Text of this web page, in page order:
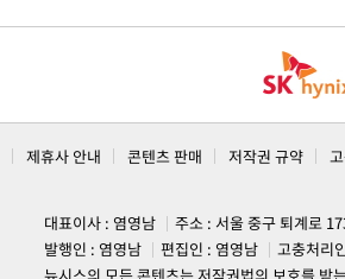
제휴사 안내 콘텐츠 판매 저작권 규약
대표이사 : 염영남
주소 : 서울 중구 퇴계로
발행인 : 염영남
편집인 : 염영남
고충처리